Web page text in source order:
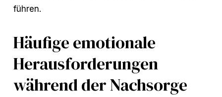
führen.
Häufige emotionale
Herausforderungen
während der Nachsorge